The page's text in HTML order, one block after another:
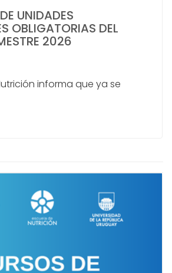
UNIDADES
OBLIGATORIAS DEL
2026
informa que ya se